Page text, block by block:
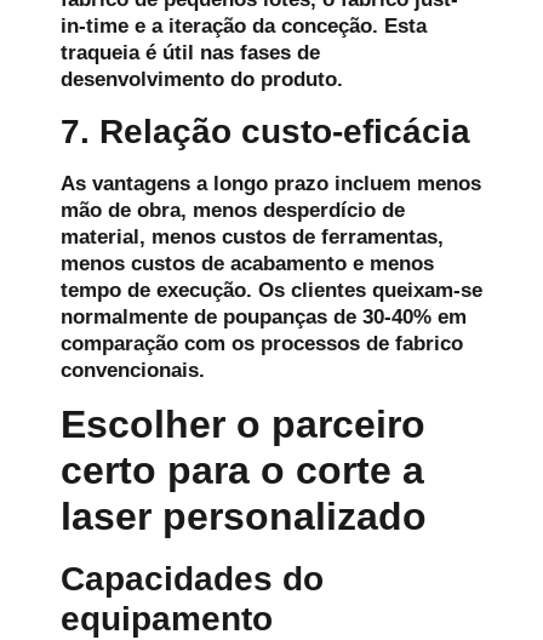
in-time e a iteração da conceção. Esta
traqueia é útil nas fases de
desenvolvimento do produto.
7. Relação custo-eficácia
As vantagens a longo prazo incluem menos
mão de obra, menos desperdício de
material, menos custos de ferramentas,
menos custos de acabamento e menos
tempo de execução. Os clientes queixam-se
normalmente de poupanças de 30-40% em
comparação com os processos de fabrico
convencionais.
Escolher o parceiro
certo para o corte a
laser personalizado
Capacidades do
equipamento